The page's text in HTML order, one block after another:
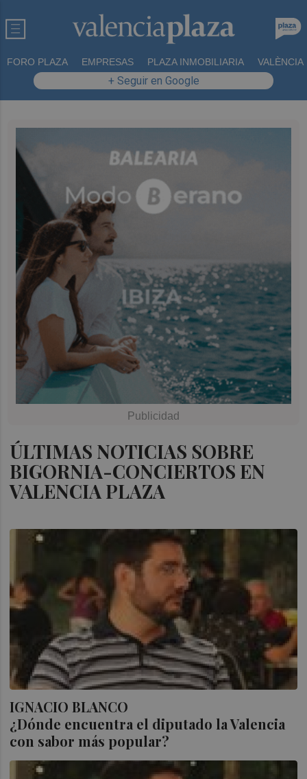
FORO PLAZA EMPRESAS PLAZA INMOBILIARIA VALÈNCIA
+ Seguir en Google
ÚLTIMAS NOTICIAS SOBRE
BIGORNIA-CONCIERTOS EN
VALENCIA PLAZA
IGNACIO BLANCO
¿Dónde encuentra el diputado la Valencia
con sabor más popular?